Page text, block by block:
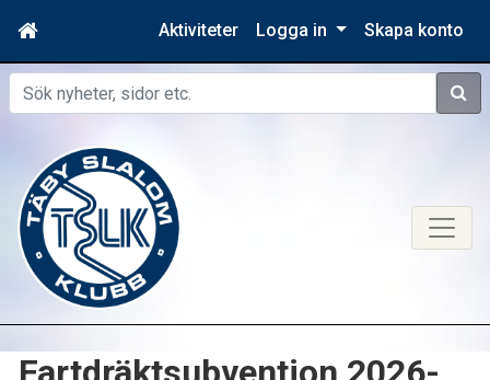
Aktiviteter Logga in Skapa konto
Sök